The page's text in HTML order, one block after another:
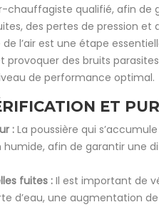
qualifié, afin
des pertes de pression
de l’air est une étape
des bruits
de performance optimal.
ET
: La poussière qui
afin de garantir
fuites : Il est important de
une augmentation